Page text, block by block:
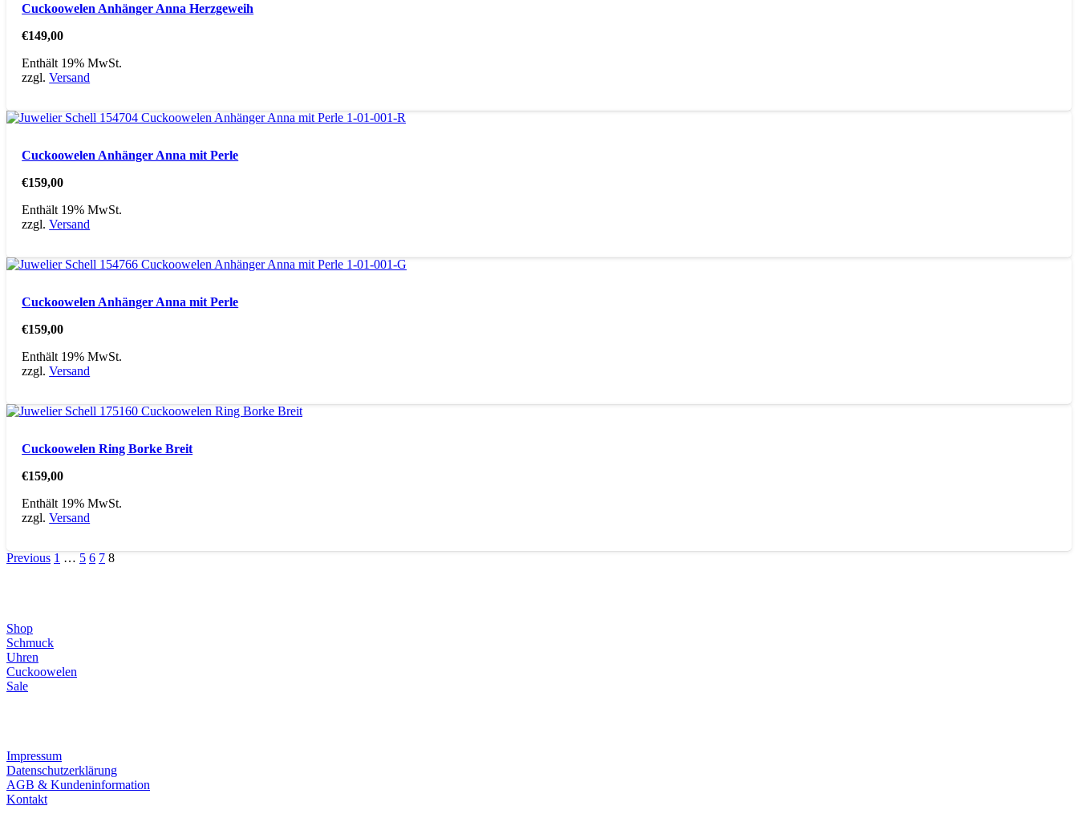
Cuckoowelen Anhänger Anna Herzgeweih
€149,00
Enthält 19% MwSt.
zzgl.Versand
Cuckoowelen Anhänger Anna mit Perle
€159,00
Enthält 19% MwSt.
zzgl.Versand
Cuckoowelen Anhänger Anna mit Perle
€159,00
Enthält 19% MwSt.
zzgl.Versand
Cuckoowelen Ring Borke Breit
€159,00
Enthält 19% MwSt.
zzgl.Versand
Previous 1 … 5 6 7 8
Shop
Schmuck
Uhren
Cuckoowelen
Sale
Impressum
Datenschutzerklärung
AGB & Kundeninformation
Kontakt